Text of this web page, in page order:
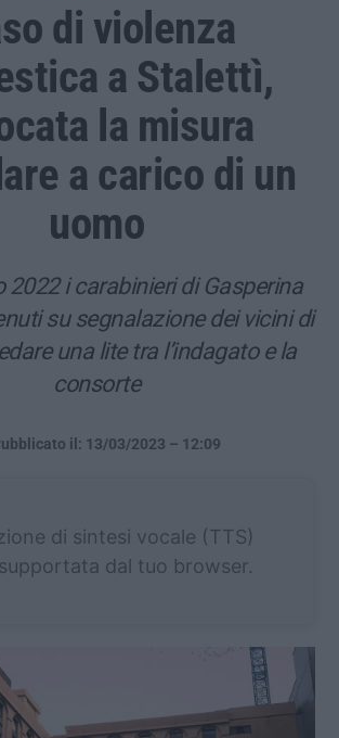
di violenza
a Stalettì,
la misura
a carico di un
uomo
2022 i carabinieri di Gasperina
su segnalazione dei vicini di
una lite tra l’indagato e la
consorte
il: 13/03/2023 – 12:09
di sintesi vocale (TTS)
dal tuo browser.